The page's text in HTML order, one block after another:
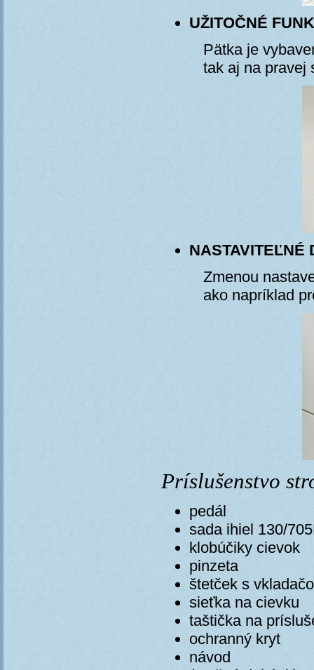
UŽITOČNÉ
Pätka je
tak aj na pravej
NASTAVITEĽNÉ
Zmenou
ako napríklad
Príslušenstvo
pedál
sada ihiel 130/
klobúčiky cievok
pinzeta
štetček s
sieťka na cievku
taštička na
ochranný kryt
návod